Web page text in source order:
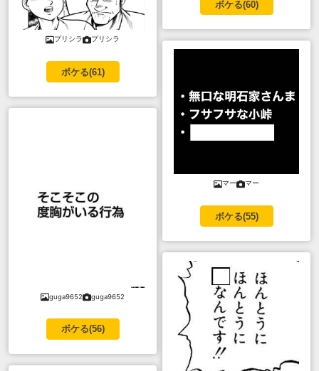
プリシラ プリシラ
ボケる(61)
guga9652 guga9652
ボケる(56)
ボケる(60)
マー マー
ボケる(55)